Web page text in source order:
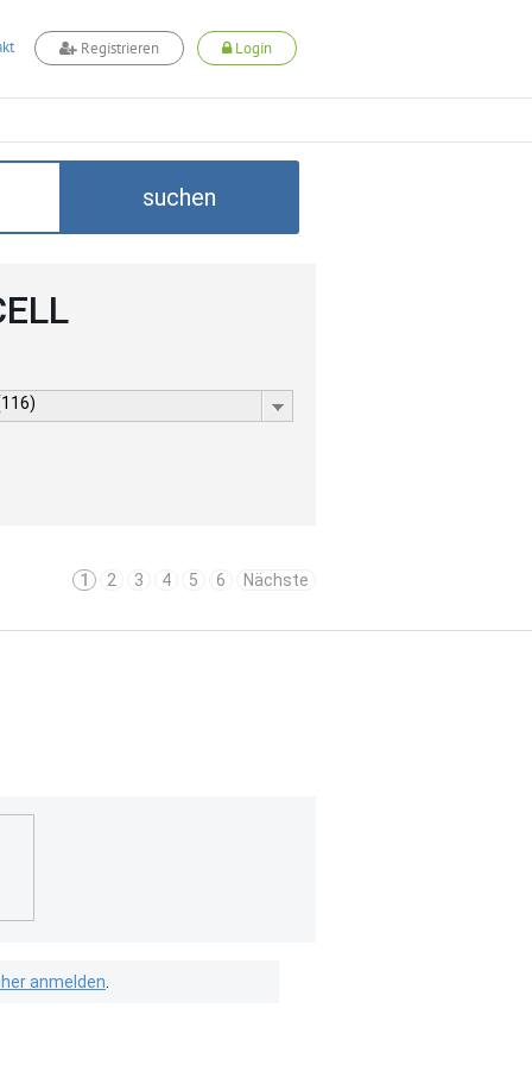
Registrieren Login
suchen
1 2 3 4 5 6 Nächste
anmelden